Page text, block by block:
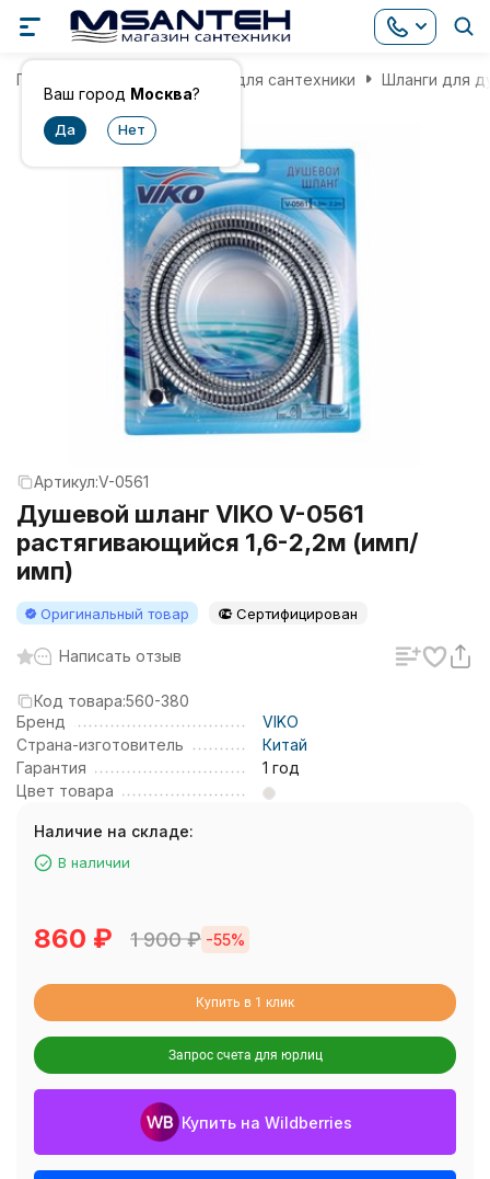
Ваш город Москва?
Главная Комплектующие для сантехники Шланги для
Артикул:V-0561
Душевой шланг VIKO V-0561
растягивающийся 1,6-2,2м (имп/
имп)
Оригинальный товар Сертифицирован
Написать отзыв
Код товара:560-380
Бренд
VIKO
Страна-изготовитель
Китай
Гарантия
1 год
Цвет товара
Наличие на складе:
В наличии
860 ₽ 1 900₽ -55%
Купить в 1 клик
Запрос счета для юрлиц
Купить на Wildberries